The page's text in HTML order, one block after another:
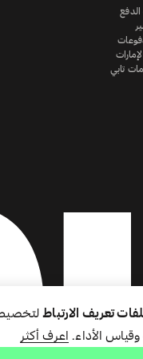
تابي
تعريف الارتباط
الأداء. اعرف أكثر